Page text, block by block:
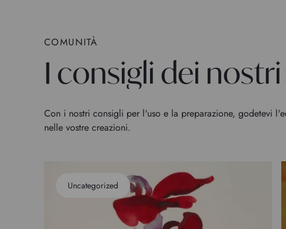
COMUNITÀ
I consigli dei
Con i nostri consigli per l'uso e la preparazione, godetevi
nelle vostre creazioni.
Uncategorized